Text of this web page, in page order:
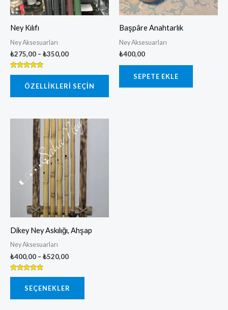
Ney Kılıfı
Ney Aksesuarları
₺275,00 – ₺350,00
5 üzerinden
oy aldıÖZELLIKLERI SEÇIN
Seçenekler
sayfasından
seçilebilir
Başpâre Anahtarlık
Ney Aksesuarları
₺400,00
SEPETE EKLE
Dikey Ney Askılığı, Ahşap
Ney Aksesuarları
₺400,00 – ₺520,00
Fiyat
aralığı:
₺400,00
₺520,00
5 üzerinden
oy aldıSEÇENEKLER
Bu
ürünün
birden
fazla
var.
Seçenekler
sayfasından